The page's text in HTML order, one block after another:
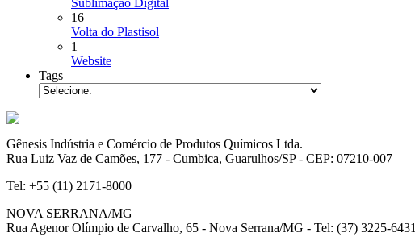
Sublimação Digital
16
Volta do Plastisol
1
Website
Tags
Gênesis Indústria e Comércio de Produtos Químicos Ltda.
Rua Luiz Vaz de Camões, 177 - Cumbica, Guarulhos/SP - CEP: 07210-007
Tel: +55 (11) 2171-8000
NOVA SERRANA/MG
Rua Agenor Olímpio de Carvalho, 65 - Nova Serrana/MG - Tel: (37) 3225-6431